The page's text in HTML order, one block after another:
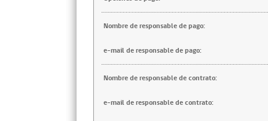
Nombre de responsable de pago:
e-mail de responsable de pago:
Nombre de responsable de contrato:
e-mail de responsable de contrato: